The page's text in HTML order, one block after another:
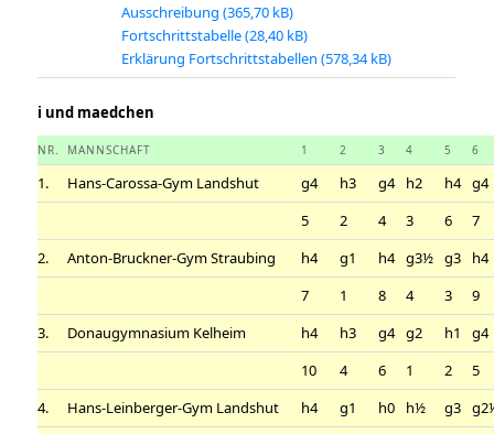
Ausschreibung
Fortschrittstabelle
Erklärung Fortschrittstabellen
i und maedchen
NR. MANNSCHAFT 1 2 3 4 5 6
1. Hans-Carossa-Gym Landshut g4 h3 g4 h2 h4 g4
5
2 4 3 6
7
2.
Anton-Bruckner-Gym Straubing h4 g1 h4 g3½ g3
h4
7
1 8 4 3
9
3.
Donaugymnasium Kelheim h4 h3 g4 g2 h1
g4
10
4 6 1 2
5
4.
Hans-Leinberger-Gym Landshut h4 g1 h0 h½ g3